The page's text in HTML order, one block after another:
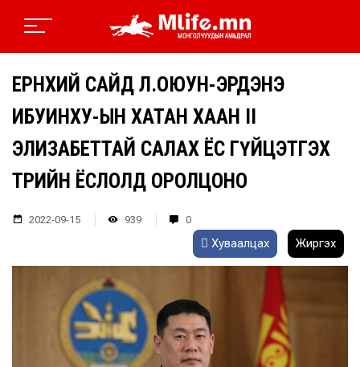
ЕРӨНХИЙ САЙД Л.ОЮУН-ЭРДЭНЭ
ИБУИНХУ-ЫН ХАТАН ХААН II
ЭЛИЗАБЕТТАЙ САЛАХ ЁС ГҮЙЦЭТГЭХ
ТӨРИЙН ЁСЛОЛД ОРОЛЦОНО
2022-09-15 939 0
Хуваалцах Жиргэх